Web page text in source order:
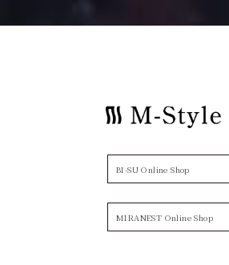
BI-SU Online Shop
MIRANEST Online Shop